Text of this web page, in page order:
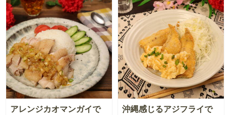
アレンジカオマンガイで
沖縄感じるアジフライで